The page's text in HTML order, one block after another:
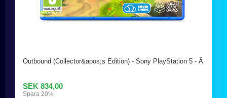
Outbound (Collector&apos;s Edition) - Sony PlayStation 5 - Ä
SEK 834,00
Spara 20%